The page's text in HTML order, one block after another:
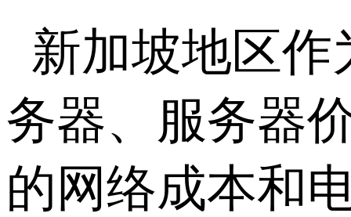
新加坡地区
务器、服务器
的网络成本和